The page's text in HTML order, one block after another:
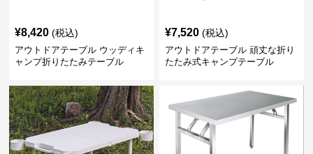
¥8,420 (税込)
アウトドアテーブル ウッディキ
ャンプ折りたたみテーブル
¥7,520 (税込)
アウトドアテーブル 頑丈な折り
たたみ式キャンプテーブル